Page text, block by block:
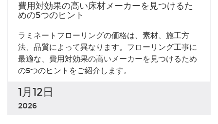
費用対効果の高い床材メーカーを見つけるた
めの5つのヒント
ラミネートフローリングの価格は、素材、施工方
法、品質によって異なります。フローリング工事に
最適な、費用対効果の高いメーカーを見つけるため
の5つのヒントをご紹介します。
1月12日
2026